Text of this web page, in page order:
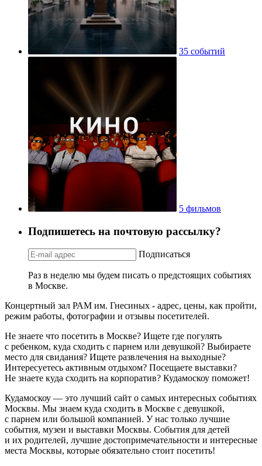
35 событий
5 фильмов
Подпишетесь на почтовую рассылку?
Подписаться
Раз в неделю мы будем писать о предстоящих событиях
в Москве.
Концертный зал РАМ им. Гнесиных - адрес, цены, как пройти,
режим работы, фотографии и отзывы посетителей.
Не знаете что посетить в Москве? Ищете где погулять
с ребенком, куда сходить с парнем или девушкой? Выбираете
место для свидания? Ищете развлечения на выходные?
Интересуетесь активным отдыхом? Посещаете выставки?
Не знаете куда сходить на корпоратив? Кудамоскоу поможет!
Кудамоскоу — это лучший сайт о самых интересных событиях
Москвы. Мы знаем куда сходить в Москве с девушкой,
с парнем или большой компанией. У нас только лучшие
события, музеи и выставки Москвы. События для детей
и их родителей, лучшие достопримечательности и интересные
места Москвы, которые обязательно стоит посетить!